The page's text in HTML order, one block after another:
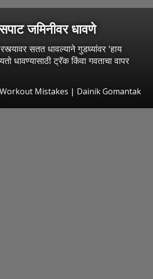
जमिनीवर धावणे
सतत धावल्याने गुडघ्यांवर 'हाय
धावण्यासाठी ट्रॅक किंवा गवताचा वापर
Workout Mistakes | Dainik Gomantak